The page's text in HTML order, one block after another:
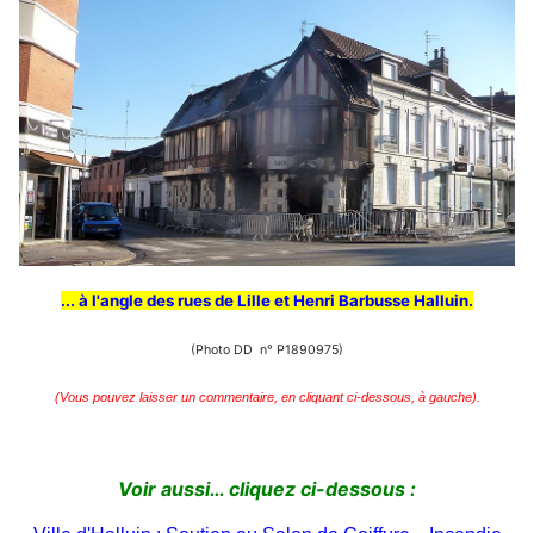
... à l'angle des rues de Lille et Henri Barbusse Halluin.
(Photo DD n° P1890975)
(Vous pouvez laisser un commentaire, en cliquant ci-dessous, à gauche).
Voir aussi… cliquez ci-dessous :